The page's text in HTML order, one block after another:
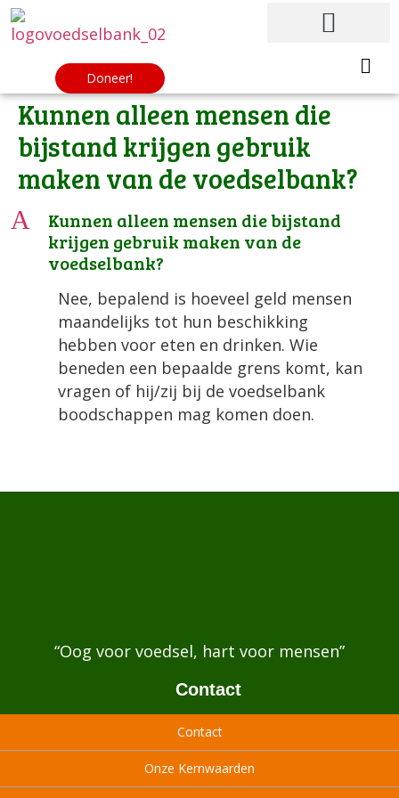
Doneer!
Kunnen alleen mensen die
bijstand krijgen gebruik
maken van de voedselbank?
A
Kunnen alleen mensen die bijstand
krijgen gebruik maken van de
voedselbank?
Nee, bepalend is hoeveel geld mensen
maandelijks tot hun beschikking
hebben voor eten en drinken. Wie
beneden een bepaalde grens komt, kan
vragen of hij/zij bij de voedselbank
boodschappen mag komen doen.
“Oog voor voedsel, hart voor mensen”
Contact
Contact
Onze Kernwaarden